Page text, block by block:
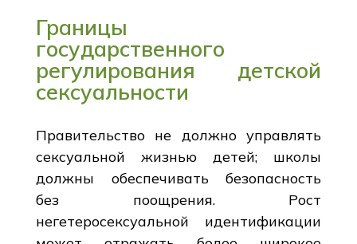
Границы
государственного
регулирования детской
сексуальности
Правительство не должно управлять
сексуальной жизнью детей; школы
должны обеспечивать безопасность
без поощрения. Рост
негетеросексуальной идентификации